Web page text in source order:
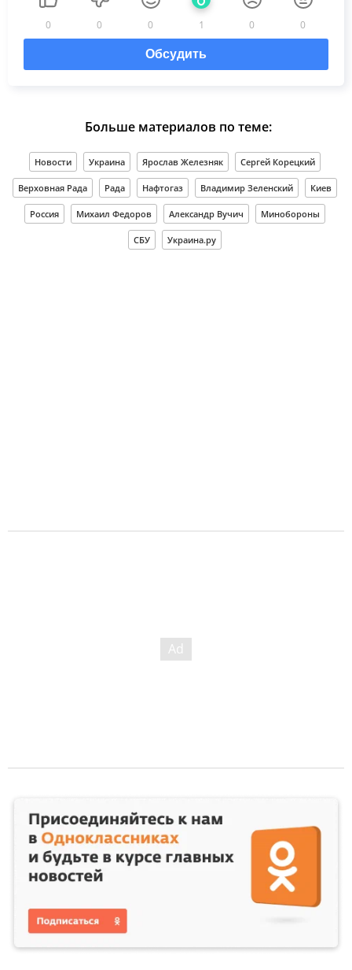
0 0 0 1 0 0
Обсудить
Больше материалов по теме:
Новости Украина Ярослав Железняк Сергей Корецкий
Верховная Рада Рада Нафтогаз Владимир Зеленский Киев
Россия Михаил Федоров Александр Вучич Минобороны
СБУ Украина.ру